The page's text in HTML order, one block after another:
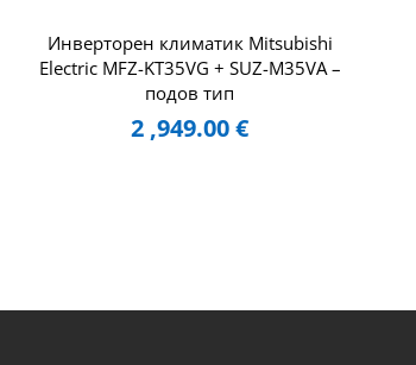
Инверторен климатик Mitsubishi
Electric MFZ-KT35VG + SUZ-M35VA –
подов тип
2 ,949.00€